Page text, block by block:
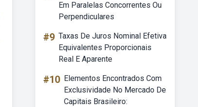
Em Paralelas Concorrentes Ou
Perpendiculares
#9 Taxas De Juros Nominal Efetiva
Equivalentes Proporcionais
Real E Aparente
#10 Elementos Encontrados Com
Exclusividade No Mercado De
Capitais Brasileiro: